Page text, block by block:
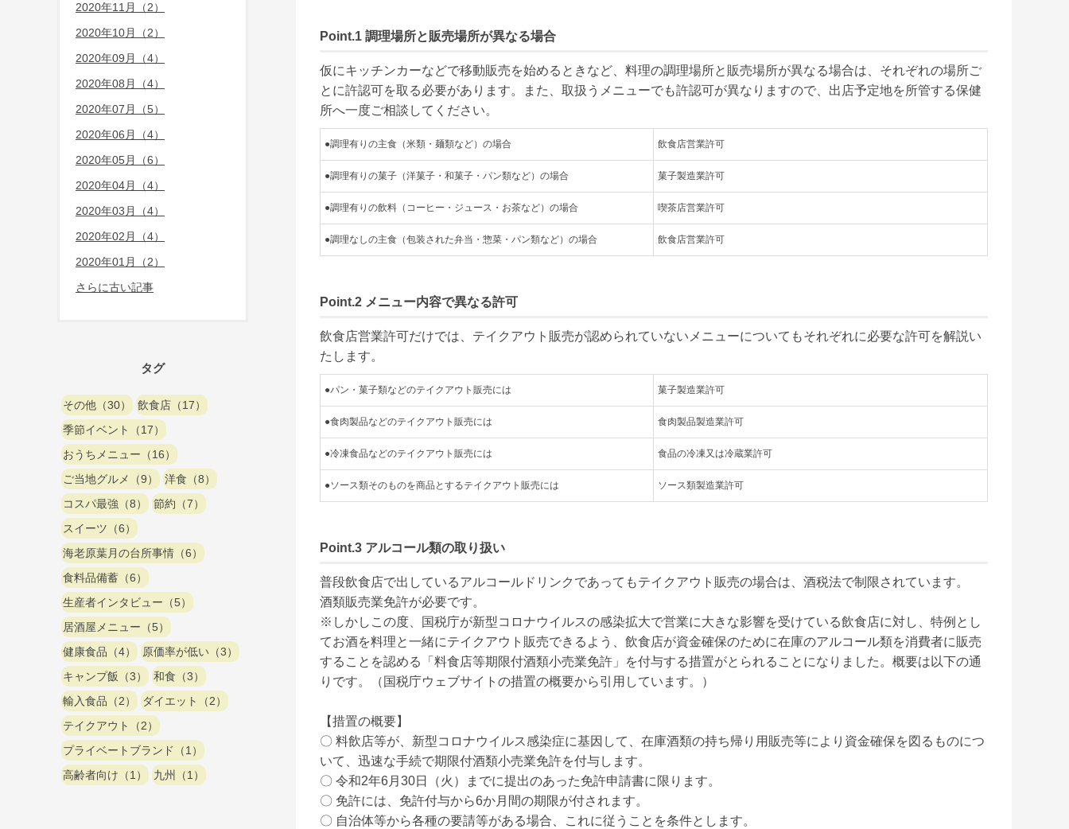
2020年11月（2）
2020年10月（2）
2020年09月（4）
2020年08月（4）
2020年07月（5）
2020年06月（4）
2020年05月（6）
2020年04月（4）
2020年03月（4）
2020年02月（4）
2020年01月（2）
さらに古い記事
タグ
その他（30）
飲食店（17）
季節イベント（17）
おうちメニュー（16）
ご当地グルメ（9）
洋食（8）
コスパ最強（8）
節約（7）
スイーツ（6）
海老原葉月の台所事情（6）
食料品備蓄（6）
生産者インタビュー（5）
居酒屋メニュー（5）
健康食品（4）
原価率が低い（3）
キャンプ飯（3）
和食（3）
輸入食品（2）
ダイエット（2）
テイクアウト（2）
プライベートブランド（1）
高齢者向け（1）
九州（1）
Point.1 調理場所と販売場所が異なる場合
仮にキッチンカーなどで移動販売を始めるときなど、料理の調理場所と販売場所が異なる場合は、それぞれの場所ご
とに許認可を取る必要があります。また、取扱うメニューでも許認可が異なりますので、出店予定地を所管する保健
●調理有りの主食（米類・麺類など）の場合 飲食店営業許可
●調理有りの菓子（洋菓子・和菓子・パン類など）の場合 菓子製造業許可
●調理有りの飲料（コーヒー・ジュース・お茶など）の場合 喫茶店営業許可
●調理なしの主食（包装された弁当・惣菜・パン類など）の場合 飲食店営業許可
Point.2 メニュー内容で異なる許可
飲食店営業許可だけでは、テイクアウト販売が認められていないメニューについてもそれぞれに必要な許可を解説い
●パン・菓子類などのテイクアウト販売には 菓子製造業許可
●食肉製品などのテイクアウト販売には 食肉製品製造業許可
●冷凍食品などのテイクアウト販売には 食品の冷凍又は冷蔵業許可
●ソース類そのものを商品とするテイクアウト販売には ソース類製造業許可
Point.3 アルコール類の取り扱い
普段飲食店で出しているアルコールドリンクであってもテイクアウト販売の場合は、酒税法で制限されています。
酒類販売業免許が必要です。
※しかしこの度、国税庁が新型コロナウイルスの感染拡大で営業に大きな影響を受けている飲食店に対し、特例とし
てお酒を料理と一緒にテイクアウト販売できるよう、飲食店が資金確保のために在庫のアルコール類を消費者に販売
することを認める「料食店等期限付酒類小売業免許」を付与する措置がとられることになりました。概要は以下の通
りです。（国税庁ウェブサイトの措置の概要から引用しています。）
【措置の概要】
〇 料飲店等が、新型コロナウイルス感染症に基因して、在庫酒類の持ち帰り用販売等により資金確保を図るものにつ
いて、迅速な手続で期限付酒類小売業免許を付与します。
〇 令和2年6月30日（火）までに提出のあった免許申請書に限ります。
〇 免許には、免許付与から6か月間の期限が付されます。
〇 自治体等から各種の要請等がある場合、これに従うことを条件とします。